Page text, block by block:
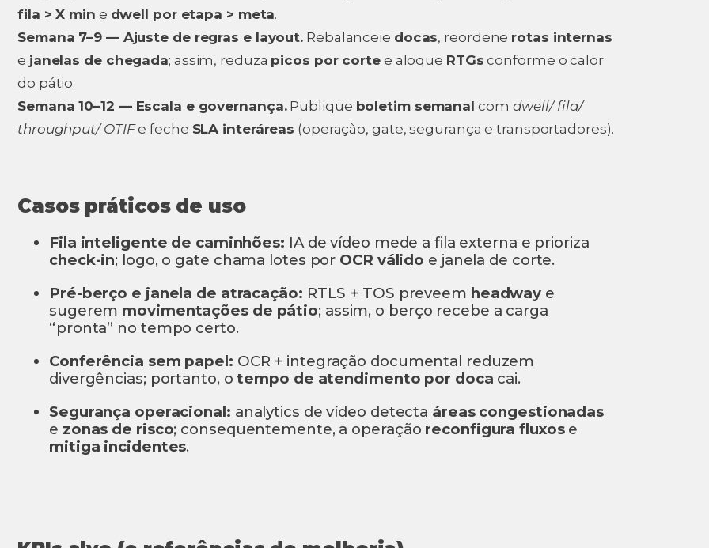
fila > X min e dwell por etapa > meta.
Semana 7–9 — Ajuste de regras e layout. Rebalanceie docas, reordene rotas internas
e janelas de chegada; assim, reduza picos por cortee aloque RTGs conforme o calor
do pátio.
Semana 10–12 — Escala e governança.Publique boletim semanal com dwell/ fila/
throughput/ OTIFe feche SLA interáreas (operação, gate, segurança e transportadores).
Casos práticos de uso
Fila inteligente de caminhões: IA de vídeo mede a fila externa e prioriza
check-in; logo, o gate chama lotes por OCR válido e janela de corte.
Pré-berço e janela de atracação: RTLS + TOS preveem headway e
sugerem movimentações de pátio; assim, o berço recebe a carga
“pronta” no tempo certo.
Conferência sem papel: OCR + integração documental reduzem
divergências; portanto, otempo de atendimento por doca cai.
Segurança operacional: analytics de vídeo detecta áreas congestionadas
e zonas de risco; consequentemente, a operação reconfigura fluxose
mitiga incidentes.